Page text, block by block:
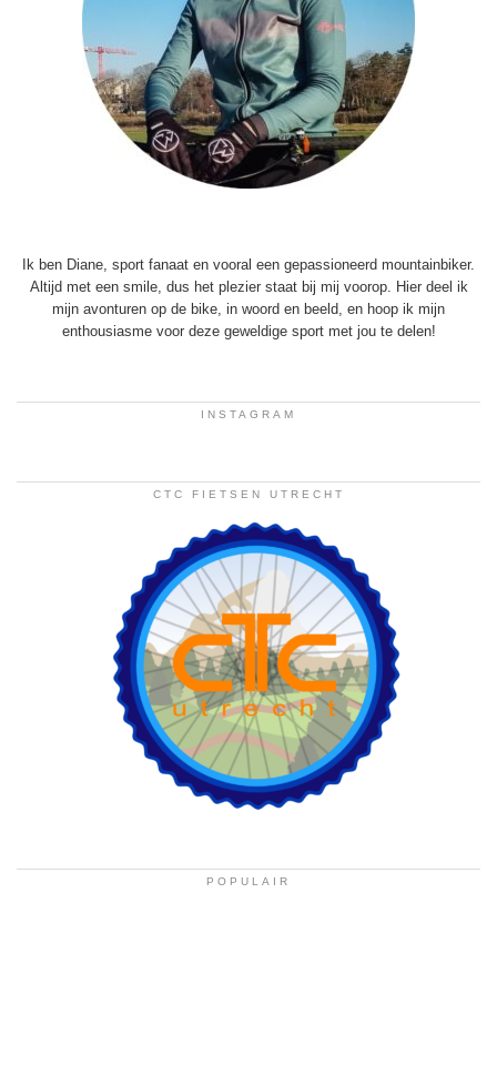
Ik ben Diane, sport fanaat en vooral een gepassioneerd mountainbiker.
Altijd met een smile, dus het plezier staat bij mij voorop. Hier deel ik
mijn avonturen op de bike, in woord en beeld, en hoop ik mijn
enthousiasme voor deze geweldige sport met jou te delen!
INSTAGRAM
CTC FIETSEN UTRECHT
POPULAIR